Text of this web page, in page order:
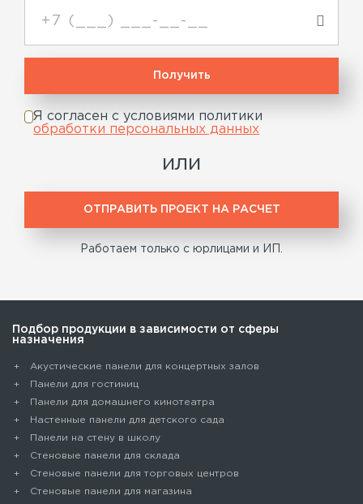
Я согласен с условиями политики
обработки персональных данных
или
ОТПРАВИТЬ ПРОЕКТ НА РАСЧЕТ
Работаем только с юрлицами и ИП.
Подбор продукции в зависимости от сферы
назначения
Акустические панели для концертных залов
Панели для гостиниц
Панели для домашнего кинотеатра
Настенные панели для детского сада
Панели на стену в школу
Стеновые панели для склада
Cтеновые панели для торговых центров
Стеновые панели для магазина